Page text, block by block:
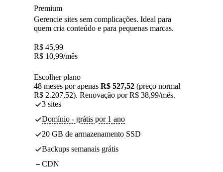
Premium
Gerencie sites sem complicações. Ideal para
quem cria conteúdo e para pequenas marcas.
R$ 45,99
R$ 10,99/mês
Escolher plano
48 meses por apenas R$ 527,52 (preço normal
R$ 2.207,52). Renovação por R$ 38,99/mês.
3 sites
Domínio - grátis por 1 ano
20 GB de armazenamento SSD
Backups semanais grátis
CDN